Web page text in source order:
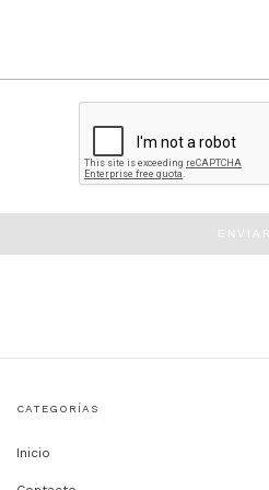
ENVIAR
CATEGORÍAS
Inicio